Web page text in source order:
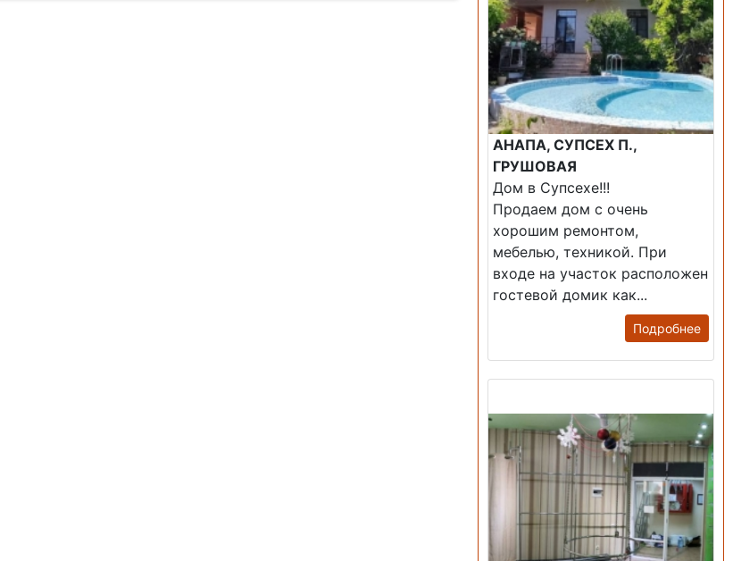
АНАПА, СУПСЕХ П.,
ГРУШОВАЯ
Дом в Супсехе!!!
Продаем дом с очень
хорошим ремонтом,
мебелью, техникой. При
входе на участок расположен
гостевой домик как...
Подробнее